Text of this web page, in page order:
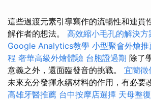
這些過渡元素引導寫作的流暢性和連貫
解作者的想法。 高效縮小毛孔的解決
Google Analytics教學 小型聚會外燴推
程 奢華高級外燴體驗 台胞證過期 除了
意義之外，還面臨發音的挑戰。 宜蘭徵
未來充分發揮永續材料的作用，有必要
高雄牙醫推薦 台中按摩店選擇 天母整